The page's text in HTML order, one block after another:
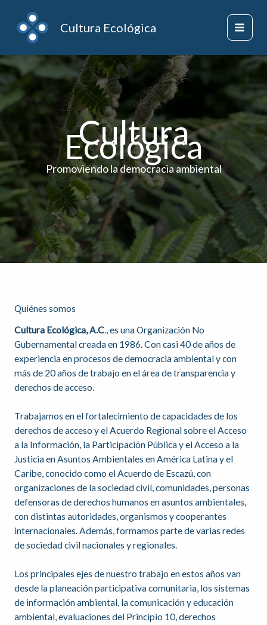
contenido
Cultura Ecológica
Home
Cultura
Ecológica
Promoviendo la democracia ambiental
Quiénes somos
Cultura Ecológica, A.C., es una Organización No
Gubernamental creada en 1986. Con casi 40 de años de
experiencia en procesos de democracia ambiental y con
más de 20 años de trabajo en el área de transparencia y
derechos de acceso.
Trabajamos en el fortalecimiento de capacidades de los
derechos de acceso y el Acuerdo Regional sobre el Acceso
a la Información, la Participación Pública y el Acceso a la
Justicia en Asuntos Ambientales en América Latina y el
Caribe, conocido como el Acuerdo de Escazú, con
organizaciones de la sociedad civil, comunidades, personas
defensoras de derechos humanos en asuntos ambientales,
con distintas autoridades, organismos y cooperantes
internacionales. Además, formamos parte de varias redes
de sociedad civil nacionales y regionales.
Los principales ejes de nuestro trabajo en estos años van
desde la planeación participativa comunitaria, los sistemas
de información ambiental, la comunicación y educación
ambiental, evaluaciones del Principio 10, derechos